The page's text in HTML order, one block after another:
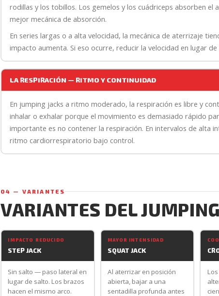
rodillas y los tobillos. Los gemelos y los cuádriceps absorben el
mejor mecánica de absorción.
En series largas o a alta velocidad, la mecánica de aterrizaje
impacto aumenta. Si eso ocurre, reducir la velocidad en lugar de
LA RESPIRACIÓN — RITMO Y CONTINUIDAD
En jumping jacks a ritmo moderado, la respiración es libre y
inhalar o exhalar porque el movimiento es demasiado rápido
importante es no contener la respiración. En intervalos de alta
ritmo cardiorrespiratorio bajo control.
04 — VARIANTES
VARIANTES DEL
IMPACTO REDUCIDO
STEP JACK
Sin salto — paso lateral en
lugar de salto. Los brazos
hacen el mismo arco.
MAYOR INTENSIDAD
SQUAT JACK
Al aterrizar en posición
abierta, bajar a una
sentadilla profunda antes